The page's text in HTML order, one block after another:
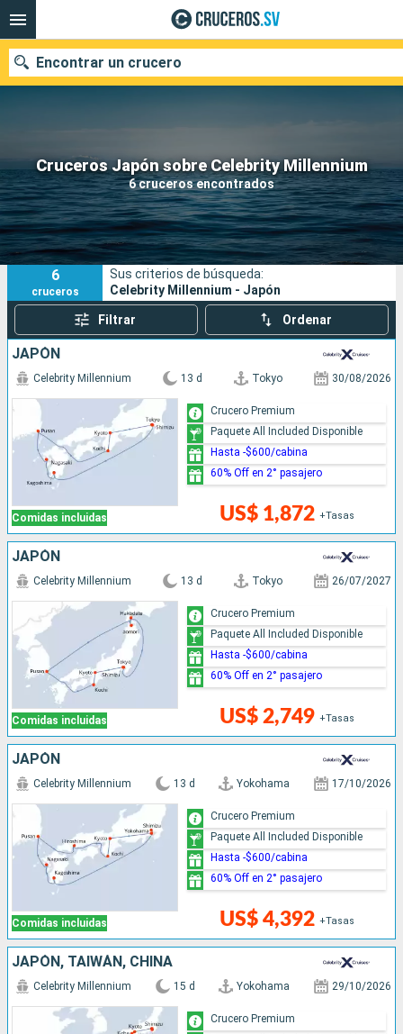
Cruceros Japón sobre Celebrity Millennium
6 cruceros encontrados
Encontrar un crucero
Nuestros destinos
Fecha de salida
Puertos Compañías
Buscar
6
cruceros
Sus criterios de búsqueda:
Celebrity Millennium - Japón
Filtrar Ordenar
JAPÓN
Comidas incluidas
Celebrity Millennium 13 d Tokyo 30/08/2026
US$ 1,872 +Tasas
Crucero Premium
Paquete All Included Disponible
Hasta -$600/cabina
60% Off en 2° pasajero
JAPÓN
Comidas incluidas
Celebrity Millennium 13 d Tokyo 26/07/2027
US$ 2,749 +Tasas
Crucero Premium
Paquete All Included Disponible
Hasta -$600/cabina
60% Off en 2° pasajero
JAPÓN
Comidas incluidas
Celebrity Millennium 13 d Yokohama 17/10/2026
US$ 4,392 +Tasas
Crucero Premium
Paquete All Included Disponible
Hasta -$600/cabina
60% Off en 2° pasajero
JAPÓN, TAIWÁN, CHINA
Celebrity Millennium 15 d Yokohama 29/10/2026
Crucero Premium